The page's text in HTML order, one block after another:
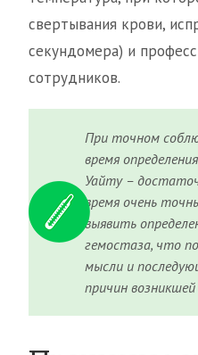
свертывания крови,
секундомера) и
сотрудников.
При точном
время
Уайту –
время очень
выявить
гемостаза, что
мысли и
причин